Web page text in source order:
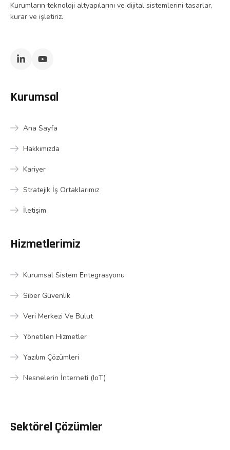
Kurumların teknoloji altyapılarını ve dijital sistemlerini tasarlar,
kurar ve işletiriz.
Kurumsal
Ana Sayfa
Hakkımızda
Kariyer
Stratejik İş Ortaklarımız
İletişim
Hizmetlerimiz
Kurumsal Sistem Entegrasyonu
Siber Güvenlik
Veri Merkezi Ve Bulut
Yönetilen Hizmetler
Yazılım Çözümleri
Nesnelerin İnterneti (IoT)
Sektörel Çözümler